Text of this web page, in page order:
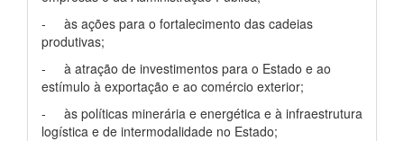
- às ações para o fortalecimento das cadeias
produtivas;
- à atração de investimentos para o Estado e ao
estímulo à exportação e ao comércio exterior;
- às políticas minerária e energética e à infraestrutura
logística e de intermodalidade no Estado;